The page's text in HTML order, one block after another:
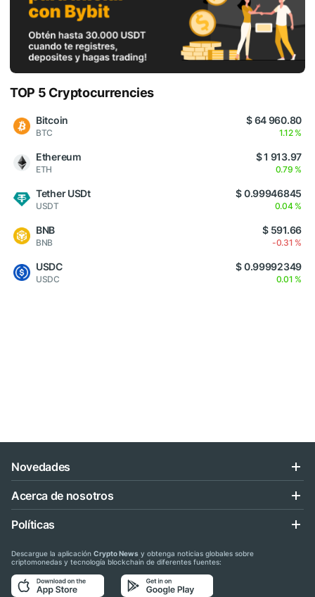
TOP 5 Cryptocurrencies
Bitcoin
BTC
$ 64 960.80
1.12 %
Ethereum
ETH
$ 1 913.97
0.79 %
Tether USDt
USDT
$ 0.99946845
0.04 %
BNB
BNB
$ 591.66
-0.31 %
USDC
USDC
$ 0.99992349
0.01 %
Novedades
Acerca de nosotros
Políticas
Descargue la aplicación Crypto News y obtenga noticias globales sobre
criptomonedas y tecnología blockchain de diferentes fuentes: